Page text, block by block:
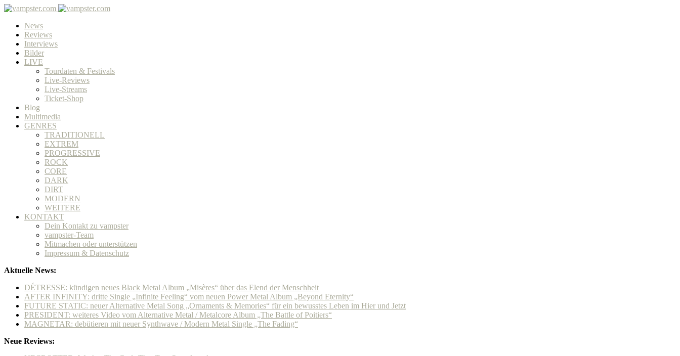
News
Reviews
Interviews
Bilder
LIVE
Tourdaten & Festivals
Live-Reviews
Live-Streams
Ticket-Shop
Blog
Multimedia
GENRES
TRADITIONELL
EXTREM
PROGRESSIVE
ROCK
CORE
DARK
DIRT
MODERN
WEITERE
KONTAKT
Dein Kontakt zu vampster
vampster-Team
Mitmachen oder unterstützen
Impressum & Datenschutz
Aktuelle News:
DÉTRESSE: kündigen neues Black Metal Album „Misères“ über das Elend der Menschheit
AFTER INFINITY: dritte Single „Infinite Feeling“ vom neuen Power Metal Album „Beyond Eternity“
FUTURE STATIC: neuer Alternative Metal Song „Ornaments & Memories“ für ein bewusstes Leben im Hier und Jetzt
PRESIDENT: weiteres Video vom Alternative Metal / Metalcore Album „The Battle of Poitiers“
MAGNETAR: debütieren mit neuer Synthwave / Modern Metal Single „The Fading“
Neue Reviews: